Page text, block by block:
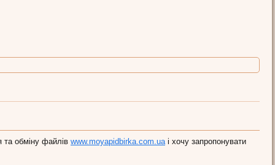
та обміну файлів www.moyapidbirka.com.uaі хочу запропонувати